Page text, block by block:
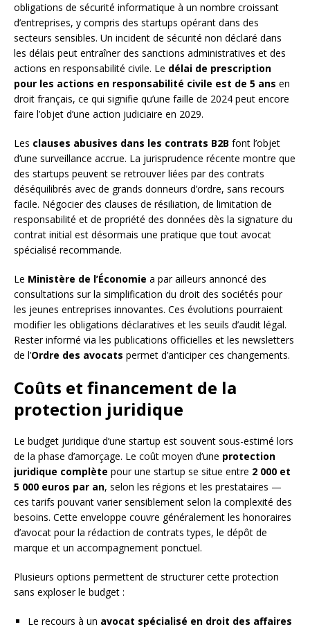
obligations de sécurité informatique à un nombre croissant
d’entreprises, y compris des startups opérant dans des
secteurs sensibles. Un incident de sécurité non déclaré dans
les délais peut entraîner des sanctions administratives et des
actions en responsabilité civile. Le délai de prescription
pour les actions en responsabilité civile est de 5 ans en
droit français, ce qui signifie qu’une faille de 2024 peut encore
faire l’objet d’une action judiciaire en 2029.
Les clauses abusives dans les contrats B2B font l’objet
d’une surveillance accrue. La jurisprudence récente montre que
des startups peuvent se retrouver liées par des contrats
déséquilibrés avec de grands donneurs d’ordre, sans recours
facile. Négocier des clauses de résiliation, de limitation de
responsabilité et de propriété des données dès la signature du
contrat initial est désormais une pratique que tout avocat
spécialisé recommande.
Le Ministère de l’Économie a par ailleurs annoncé des
consultations sur la simplification du droit des sociétés pour
les jeunes entreprises innovantes. Ces évolutions pourraient
modifier les obligations déclaratives et les seuils d’audit légal.
Rester informé via les publications officielles et les newsletters
de l’Ordre des avocats permet d’anticiper ces changements.
Coûts et financement de la
protection juridique
Le budget juridique d’une startup est souvent sous-estimé lors
de la phase d’amorçage. Le coût moyen d’une protection
juridique complète pour une startup se situe entre 2 000 et
5 000 euros par an, selon les régions et les prestataires —
ces tarifs pouvant varier sensiblement selon la complexité des
besoins. Cette enveloppe couvre généralement les honoraires
d’avocat pour la rédaction de contrats types, le dépôt de
marque et un accompagnement ponctuel.
Plusieurs options permettent de structurer cette protection
sans exploser le budget :
Le recours à un avocat spécialisé en droit des affaires